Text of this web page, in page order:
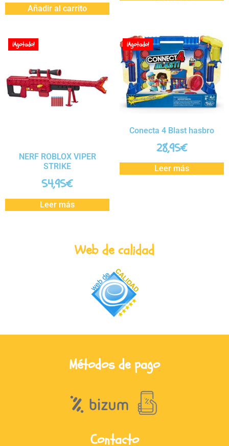
Añadir al carrito
¡Agotado!
NERF ROBLOX VIPER
STRIKE
54,95€
Leer más
¡Agotado!
Conecta 4 Blast hasbro
28,95€
Leer más
Web de calidad
Métodos de pago
Contacto